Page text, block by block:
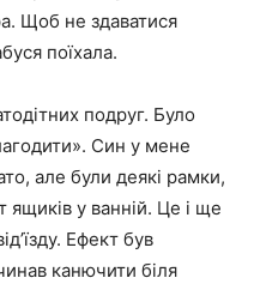
Щоб не здаватися
поїхала.
подруг. Було
Син у мене
але були деякі рамки,
ящиків у ванній. Це і ще
Ефект був
канючити біля